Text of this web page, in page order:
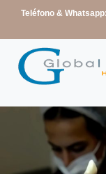
contenido
Teléfono &